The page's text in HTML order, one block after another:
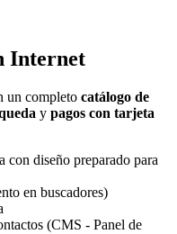
Internet
un completo catálogo de
y pagos con tarjeta
con diseño preparado para
en buscadores)
(CMS - Panel de